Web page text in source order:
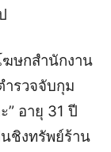
ษกสำนักงาน
ำรวจจับกุม
” อายุ 31 ปี
ชิงทรัพย์ร้าน